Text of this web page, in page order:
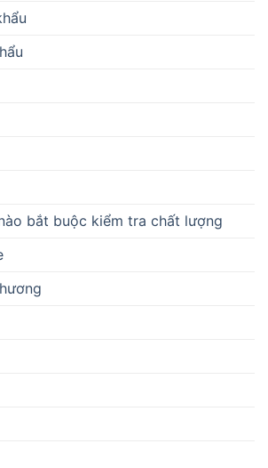
bắt buộc kiểm tra chất lượng